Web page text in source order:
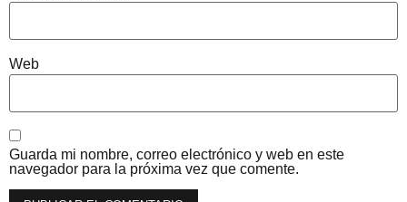
Web
Guarda mi nombre, correo electrónico y web en este
navegador para la próxima vez que comente.